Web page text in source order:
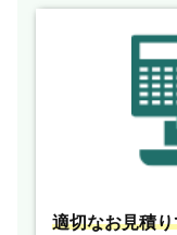
適切なお見積